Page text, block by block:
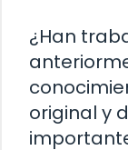
¿Han
original y